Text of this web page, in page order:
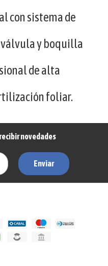
con sistema de
válvula y boquilla
de alta
foliar.
novedades
Enviar